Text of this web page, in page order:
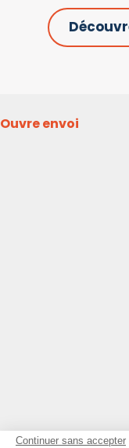
Ouvre envoi
Continuer sans accepter